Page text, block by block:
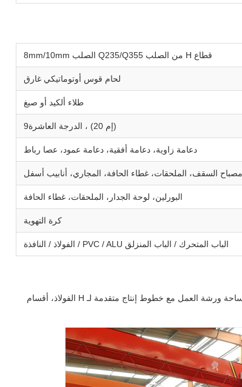
قطاع H من الصلب Q235/Q355 الصلب 8mm/10mm
لحام قوس أوتوماتيكي غارق
طلاء ألكيد أو صبغ
(إم 20) ، الدرجة العاشرة9
دعامة زاوية، دعامة أفقية، دعامة عمود، عصا رباط
السقف، الملحقات، غطاء الحافة، المجاري، أنابيب أسفل
البورلين، لوحة الجدار، الملحقات، غطاء الحافة
كرة التهوية
الباب المتحرك / الباب المنزلق PVC / ALU / الفولاذ / النافذة
منشأة التصنيع لدينا 35،000 متر مربع تشمل 20،000 متر مربع من مساحة ورشة العمل مع خطوط إنتاج متقدمة لـ H الفولاذ، أقسام